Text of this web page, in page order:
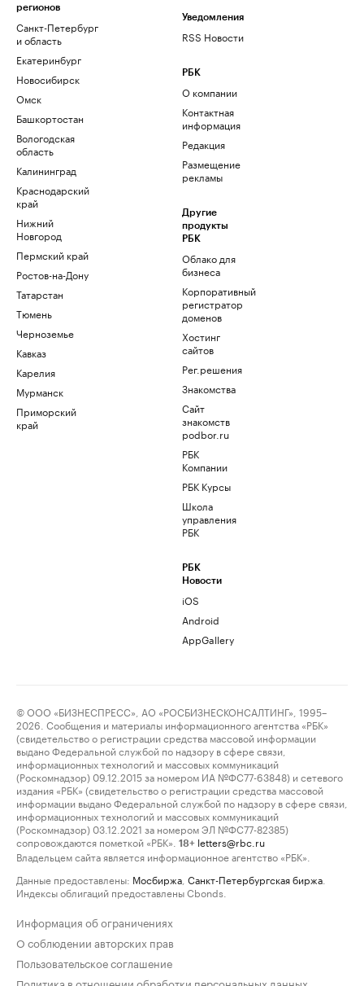
регионов
Санкт-Петербург
и область
Екатеринбург
Новосибирск
Омск
Башкортостан
Вологодская
область
Калининград
Краснодарский
край
Нижний
Новгород
Пермский край
Ростов-на-Дону
Татарстан
Тюмень
Черноземье
Кавказ
Карелия
Мурманск
Приморский
край
Уведомления
RSS Новости
РБК
О компании
Контактная
информация
Редакция
Размещение
рекламы
Другие
продукты
РБК
Облако для
бизнеса
Корпоративный
регистратор
доменов
Хостинг
сайтов
Рег.решения
Знакомства
Сайт
знакомств
podbor.ru
РБК
Компании
РБК Курсы
Школа
управления
РБК
РБК
Новости
iOS
Android
AppGallery
© ООО «БИЗНЕСПРЕСС», АО «РОСБИЗНЕСКОНСАЛТИНГ», 1995–
2026. Сообщения и материалы информационного агентства «РБК»
(свидетельство о регистрации средства массовой информации
выдано Федеральной службой по надзору в сфере связи,
информационных технологий и массовых коммуникаций
(Роскомнадзор) 09.12.2015 за номером ИА №ФС77-63848) и сетевого
издания «РБК» (свидетельство о регистрации средства массовой
информации выдано Федеральной службой по надзору в сфере связи,
информационных технологий и массовых коммуникаций
(Роскомнадзор) 03.12.2021 за номером ЭЛ №ФС77-82385)
сопровождаются пометкой «РБК».
18+ letters@rbc.ru
Владельцем сайта является информационное агентство «РБК».
Данные предоставлены: Мосбиржа Санкт-Петербургская биржа
Индексы облигаций предоставлены Cbonds.
Информация об ограничениях
О соблюдении авторских прав
Пользовательское соглашение
Политика в отношении обработки персональных данных